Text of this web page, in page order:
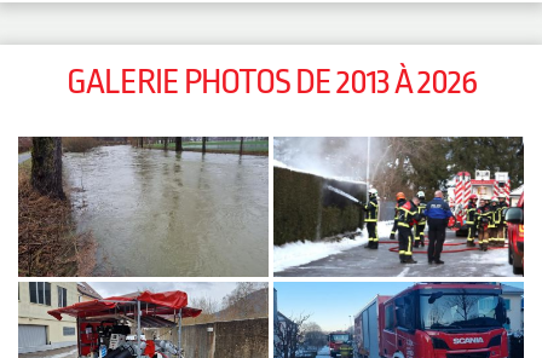
GALERIE PHOTOS DE 2013 À 2026